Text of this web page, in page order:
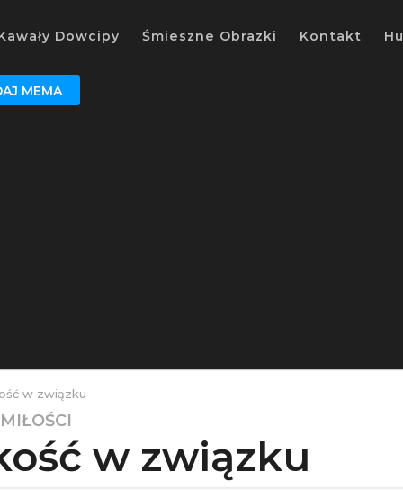
Dowcipy Śmieszne Obrazki Kontakt
MEMA
w związku
w związku